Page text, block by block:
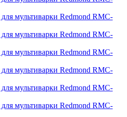
для мультиварки Redmond RMC-
для мультиварки Redmond RMC-
для мультиварки Redmond RMC-
для мультиварки Redmond RMC-
для мультиварки Redmond RMC-
для мультиварки Redmond RMC-